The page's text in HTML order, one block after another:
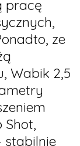
pracę
ze
Wabik 2,5
stabilnie